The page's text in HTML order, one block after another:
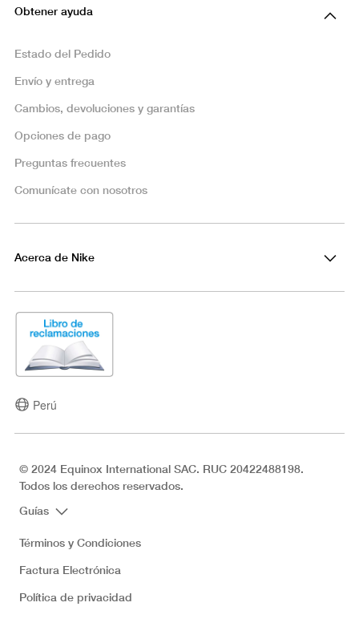
Obtener ayuda
Estado del Pedido
Envío y entrega
Cambios, devoluciones y garantías
Opciones de pago
Preguntas frecuentes
Comunícate con nosotros
Acerca de Nike
Perú
© 2024 Equinox International SAC. RUC 20422488198.
Todos los derechos reservados.
Guías
Términos y Condiciones
Factura Electrónica
Política de privacidad